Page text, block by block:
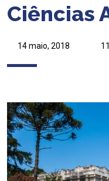
Ciências
14 maio, 2018